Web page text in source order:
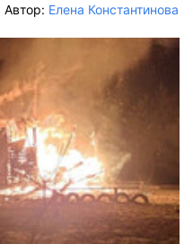
Автор: Елена Константинова